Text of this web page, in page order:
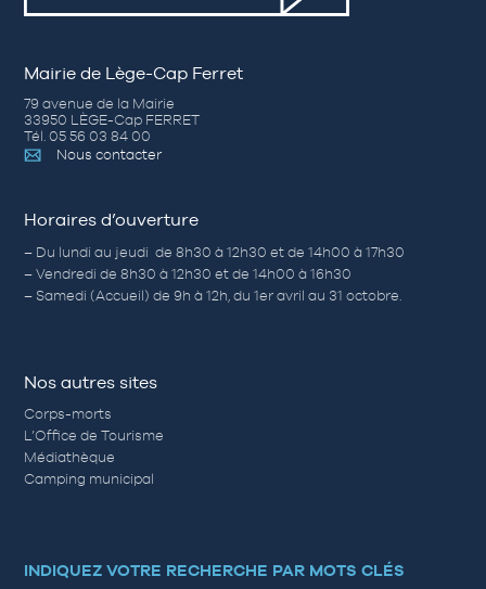
Mairie de Lège-Cap Ferret
79 avenue de la Mairie
33950 LÈGE-Cap FERRET
Tél. 05 56 03 84 00
Nous contacter
Horaires d’ouverture
– Du lundi au jeudi de 8h30 à 12h30 et de 14h00 à 17h30
– Vendredi de 8h30 à 12h30 et de 14h00 à 16h30
– Samedi (Accueil) de 9h à 12h, du 1er avril au 31 octobre.
Nos autres sites
Corps-morts
L’Office de Tourisme
Médiathèque
Camping municipal
INDIQUEZ VOTRE RECHERCHE PAR MOTS CLÉS